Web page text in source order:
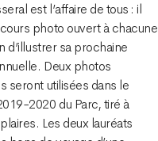
est l’affaire de tous : il
photo ouvert à chacune
d’illustrer sa prochaine
Deux photos
seront utilisées dans le
2020 du Parc, tiré à
Les deux lauréats